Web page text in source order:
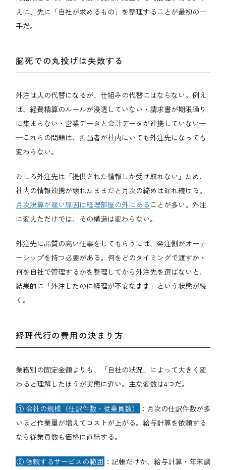
えに、先に「自社が求めるもの」を整理することが最初の一
手だ。
脳死での丸投げは失敗する
外注は人の代替になるが、仕組みの代替にはならない。例え
ば、経費精算のルールが浸透していない・請求書が期限通り
に集まらない・営業データと会計データが連携していない─
─これらの問題は、担当者が社内にいても外注先になっても
変わらない。
むしろ外注先は「提供された情報しか受け取れない」ため、
社内の情報連携が壊れたままだと月次の締めは遅れ続ける。
月次決算が遅い原因は経理部屋の外にある ことが多い。外注
に変えただけでは、その構造は変わらない。
外注先に品質の高い仕事をしてもらうには、発注側がオーナ
ーシップを持つ必要がある。何をどのタイミングで渡すか・
何を自社で管理するかを整理してから外注先を選ばないと、
結果的に「外注したのに経理が不安なまま」という状態が続
く。
経理代行の費用の決まり方
業務別の固定金額よりも、「自社の状況」によって大きく変
わると理解したほうが実態に近い。主な変数は4つだ。
① 会社の規模（仕訳件数・従業員数）
：月次の仕訳件数が多
いほど作業量が増えてコストが上がる。給与計算を依頼する
なら従業員数も価格に直結する。
② 依頼するサービスの範囲 ：記帳だけか、給与計算・年末調